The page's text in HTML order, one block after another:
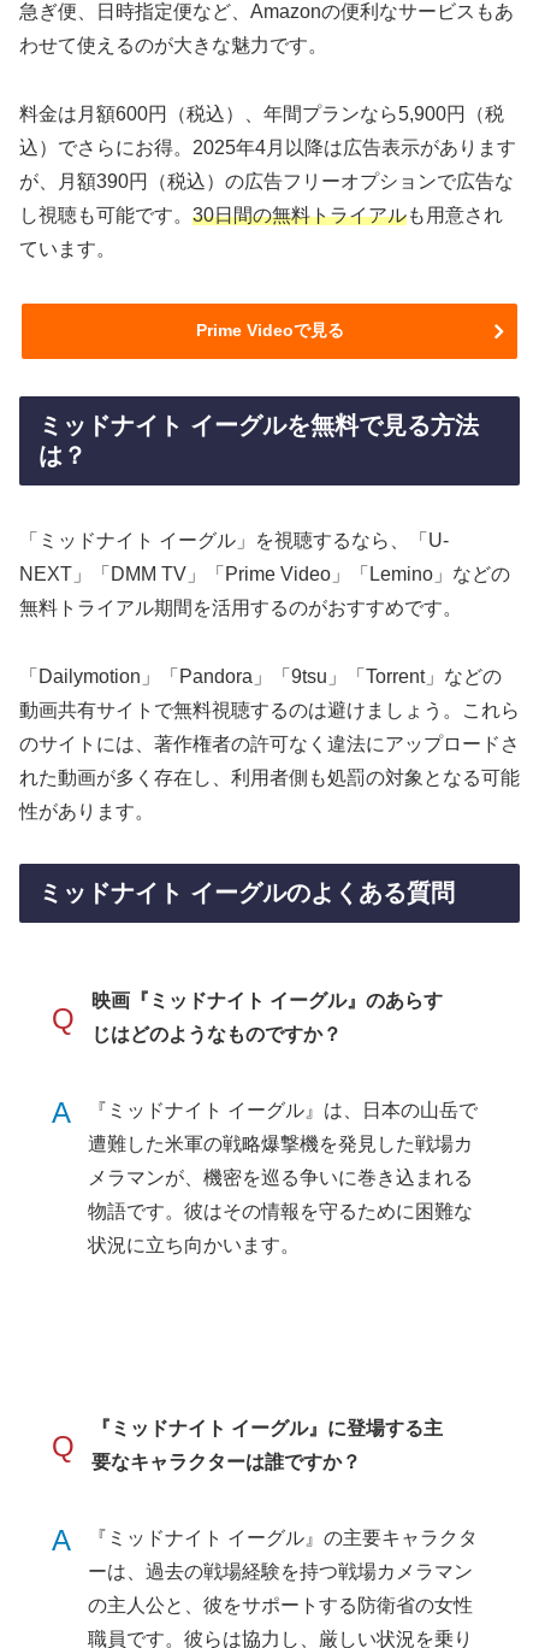
急ぎ便、日時指定便など、Amazonの便利なサービスもあ
わせて使えるのが大きな魅力です。
料金は月額600円（税込）、年間プランなら5,900円（税
込）でさらにお得。2025年4月以降は広告表示があります
が、月額390円（税込）の広告フリーオプションで広告な
し視聴も可能です。 30日間の無料トライアルも用意され
ています。
Prime Videoで見る
ミッドナイト イーグルを無料で見る方法
は？
「ミッドナイト イーグル」を視聴するなら、「U-
NEXT」「DMM TV」「Prime Video」「Lemino」などの
無料トライアル期間を活用するのがおすすめです。
「Dailymotion」「Pandora」「9tsu」「Torrent」などの
動画共有サイトで無料視聴するのは避けましょう。これら
のサイトには、著作権者の許可なく違法にアップロードさ
れた動画が多く存在し、利用者側も処罰の対象となる可能
性があります。
ミッドナイト イーグルのよくある質問
Q
映画『ミッドナイト イーグル』のあらす
じはどのようなものですか？
A
『ミッドナイト イーグル』は、日本の山岳で
遭難した米軍の戦略爆撃機を発見した戦場カ
メラマンが、機密を巡る争いに巻き込まれる
物語です。彼はその情報を守るために困難な
状況に立ち向かいます。
Q
『ミッドナイト イーグル』に登場する主
要なキャラクターは誰ですか？
A
『ミッドナイト イーグル』の主要キャラクタ
ーは、過去の戦場経験を持つ戦場カメラマン
の主人公と、彼をサポートする防衛省の女性
職員です。彼らは協力し、厳しい状況を乗り